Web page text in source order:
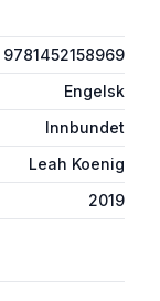
9781452158969
Engelsk
Innbundet
Leah Koenig
2019